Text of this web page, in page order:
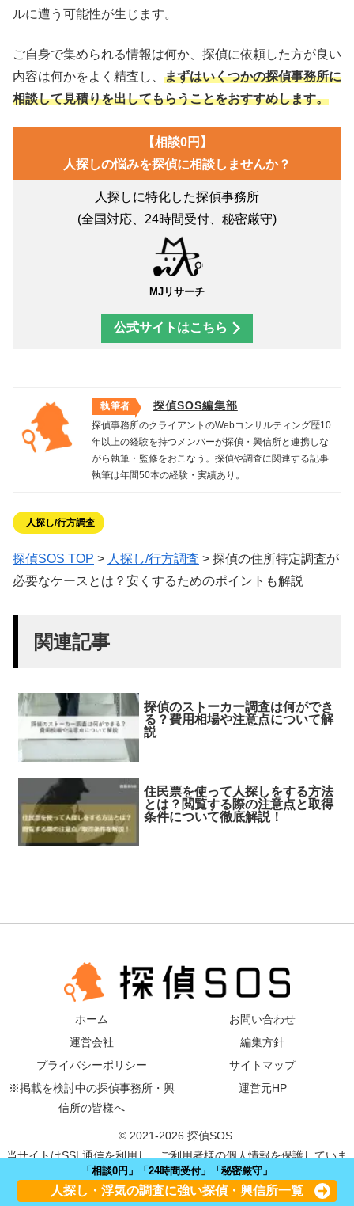
ルに遭う可能性が生じます。
ご自身で集められる情報は何か、探偵に依頼した方が良い
内容は何かをよく精査し、 まずはいくつかの探偵事務所に
相談して見積りを出してもらうことをおすすめします。
【相談0円】
人探しの悩みを探偵に相談しませんか？
人探しに特化した探偵事務所
(全国対応、24時間受付、秘密厳守)
MJリサーチ
公式サイトはこちら
執筆者 探偵SOS編集部
探偵事務所のクライアントのWebコンサルティング歴10
年以上の経験を持つメンバーが探偵・興信所と連携しな
がら執筆・監修をおこなう。探偵や調査に関連する記事
執筆は年間50本の経験・実績あり。
人探し/行方調査
探偵SOS TOP > 人探し/行方調査 > 探偵の住所特定調査が
必要なケースとは？安くするためのポイントも解説
関連記事
探偵のストーカー調査は何ができ
る？費用相場や注意点について解
説
住民票を使って人探しをする方法
とは？閲覧する際の注意点と取得
条件について徹底解説！
ホーム
お問い合わせ
運営会社
編集方針
プライバシーポリシー
サイトマップ
※掲載を検討中の探偵事務所・興
信所の皆様へ
運営元HP
© 2021-2026 探偵SOS.
当サイトはSSL通信を利用し、ご利用者様の個人情報を保護していま
す。
「相談0円」「24時間受付」「秘密厳守」
人探し・浮気の調査に強い探偵・興信所一覧